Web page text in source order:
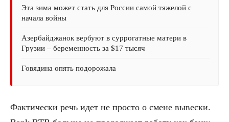
Эта зима может стать для России самой тяжелой с
начала войны
Азербайджанок вербуют в суррогатные матери в
Грузии – беременность за $17 тысяч
Говядина опять подорожала
Фактически речь идет не просто о смене вывески.